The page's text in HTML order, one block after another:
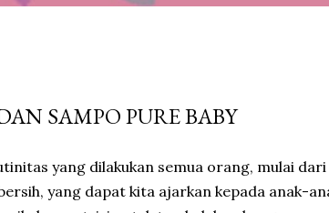
SAMPO PURE BABY
yang dilakukan semua orang, mulai
yang dapat kita ajarkan kepada anak-